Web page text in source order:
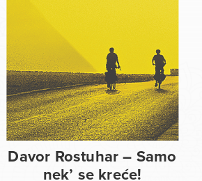
Davor Rostuhar – Samo
nek’ se kreće!